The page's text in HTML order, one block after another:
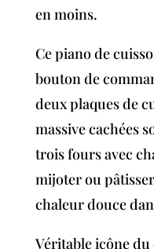
en moins.
Ce piano de
bouton de
deux plaques de
massive cachées
trois fours avec
mijoter ou
chaleur douce
Véritable icône